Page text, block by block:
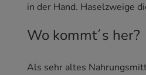
in der Hand. Haselzweige
Wo kommt´s her?
Als sehr altes